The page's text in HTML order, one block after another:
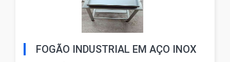
FOGÃO INDUSTRIAL EM AÇO INOX